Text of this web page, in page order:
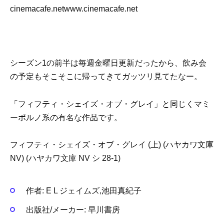
cinemacafe.netwww.cinemacafe.net
シーズン1の前半は毎週金曜日更新だったから、飲み会
の予定もそこそこに帰ってきてガッツリ見てたなー。
「フィフティ・シェイズ・オブ・グレイ」と同じくマミ
ーポルノ系の有名な作品です。
フィフティ・シェイズ・オブ・グレイ (上) (ハヤカワ文庫
NV) (ハヤカワ文庫 NV シ 28-1)
作者: E L ジェイムズ,池田真紀子
出版社/メーカー: 早川書房